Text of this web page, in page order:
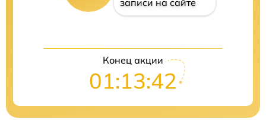
записи на сайте
Конец акции
01:13:41